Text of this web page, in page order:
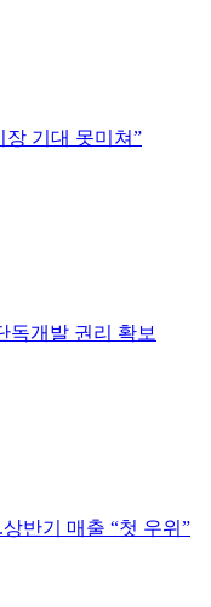
장 기대 못미쳐”
독개발 권리 확보
반기 매출 “첫 우위”